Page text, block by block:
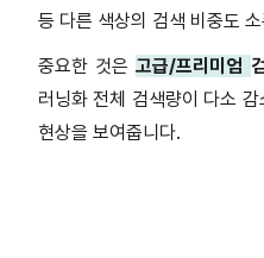
등 다른 색상의 검색 비중도
중요한 것은고급/프리미엄
러닝화 전체 검색량이 다소
현상을 보여줍니다.